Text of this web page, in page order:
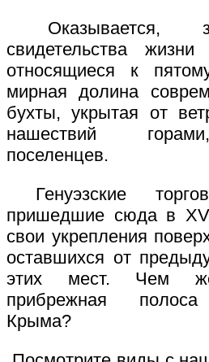
Оказывается,
свидетельства
относящиеся к
мирная долина
бухты, укрытая от
нашествий
поселенцев.
Генуэзские
пришедшие сюда в XV
свои укрепления
оставшихся от
этих мест. Чем
прибрежная полоса
Крыма?